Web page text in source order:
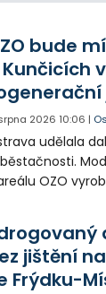
bude
Kunčicích
2026 10:06 |
udělala
OZO
jištění
Frýdku-